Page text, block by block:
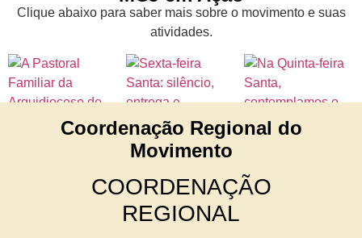
Clique abaixo para saber mais sobre o movimento e suas
atividades.
Coordenação Regional do
Movimento
COORDENAÇÃO
REGIONAL